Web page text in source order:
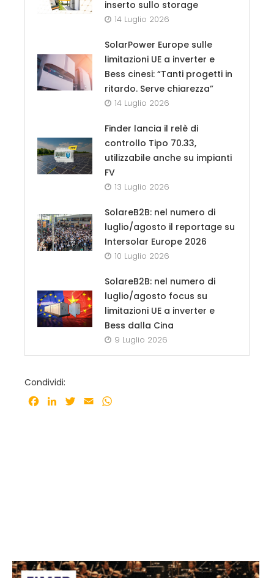
inserto sullo storage
14 Luglio 2026
SolarPower Europe sulle
limitazioni UE a inverter e
Bess cinesi: “Tanti progetti in
ritardo. Serve chiarezza”
14 Luglio 2026
Finder lancia il relè di
controllo Tipo 70.33,
utilizzabile anche su impianti
FV
13 Luglio 2026
SolareB2B: nel numero di
luglio/agosto il reportage su
Intersolar Europe 2026
10 Luglio 2026
SolareB2B: nel numero di
luglio/agosto focus su
limitazioni UE a inverter e
Bess dalla Cina
9 Luglio 2026
Condividi:
Facebook
LinkedInTwitter
Email